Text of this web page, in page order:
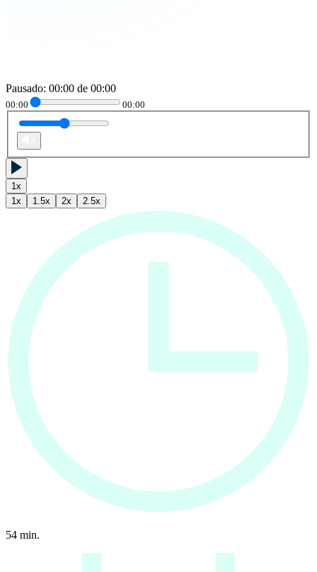
Pausado: 00:00 de 00:00
00:00 00:00
1x
1x 1.5x 2x 2.5x
54 min.